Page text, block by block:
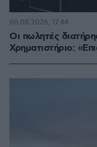
Οι πωλητές
Χρηματιστήριο:
06.08.2026, 17:44